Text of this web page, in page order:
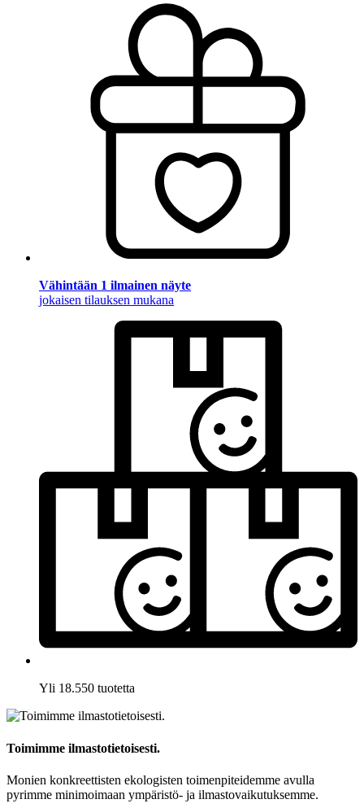
Vähintään 1 ilmainen näyte
jokaisen tilauksen mukana
Yli 18.550 tuotetta
Toimimme ilmastotietoisesti.
Monien konkreettisten ekologisten toimenpiteidemme avulla
pyrimme minimoimaan ympäristö- ja ilmastovaikutuksemme.